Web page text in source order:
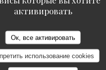
активировать
Ок, все активировать
использование cookies
de l’équipe
этот отзыв
! Nous sommes ravis